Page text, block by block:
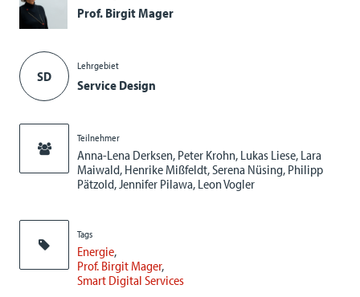
Prof. Birgit Mager
SD
Lehrgebiet
Service Design
Teilnehmer
Anna-Lena Derksen, Peter Krohn, Lukas Liese, Lara
Maiwald, Henrike Mißfeldt, Serena Nüsing, Philipp
Pätzold, Jennifer Pilawa, Leon Vogler
Tags
Energie
Prof. Birgit Mager
Smart Digital Services